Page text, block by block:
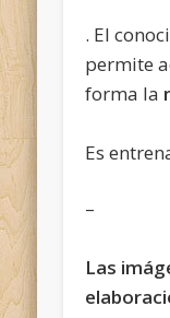
. El
permite
forma la
Es
–
Las